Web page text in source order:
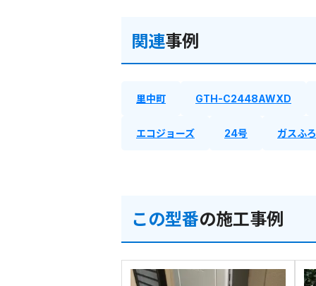
関連事例
里中町 GTH-C2448AWXD
エコジョーズ 24号 ガスふ
この型番の施工事例